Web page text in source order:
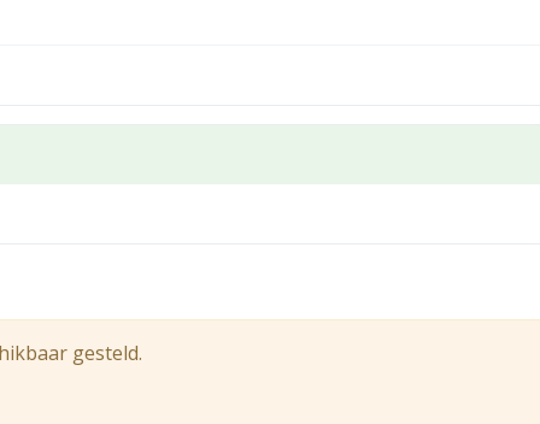
omgeving zijn o.a. gevestigd Blokker (direct links),
zijn zoals het bekende Appelpop en Tiel pakt uit. Meer
gesteld.